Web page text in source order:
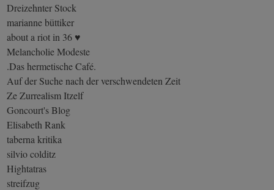
Dreizehnter Stock
marianne büttiker
about a riot in 36 ♥
Melancholie Modeste
.Das hermetische Café.
Auf der Suche nach der verschwendeten Zeit
Ze Zurrealism Itzelf
Goncourt's Blog
Elisabeth Rank
taberna kritika
silvio colditz
Hightatras
streifzug